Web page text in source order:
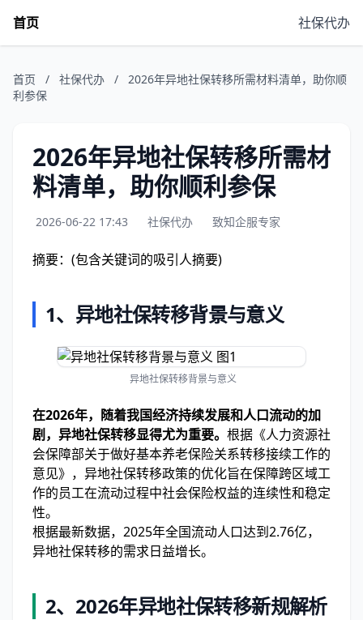
首页 社保代办
首页 / 社保代办 /
2026年异地社保转移所需材料清单，助你顺
利参保
2026年异地社保转移所需材
料清单，助你顺利参保
2026-06-22 17:43 社保代办 致知企服专家
摘要：(包含关键词的吸引人摘要)
1、异地社保转移背景与意义
异地社保转移背景与意义
在2026年，随着我国经济持续发展和人口流动的加
剧，异地社保转移显得尤为重要。 根据《人力资源社
会保障部关于做好基本养老保险关系转移接续工作的
意见》，异地社保转移政策的优化旨在保障跨区域工
作的员工在流动过程中社会保险权益的连续性和稳定
性。
根据最新数据，2025年全国流动人口达到2.76亿，
异地社保转移的需求日益增长。
2、2026年异地社保转移新规解析